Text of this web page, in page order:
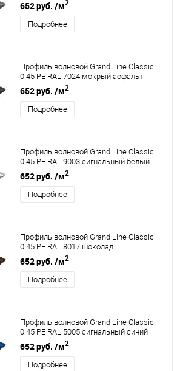
652 руб. /м2
Подробнее
Профиль волновой Grand Line Classic
0.45 PE RAL 7024 мокрый асфальт
652 руб. /м2
Подробнее
Профиль волновой Grand Line Classic
0.45 PE RAL 9003 сигнальный белый
652 руб. /м2
Подробнее
Профиль волновой Grand Line Classic
0.45 PE RAL 8017 шоколад
652 руб. /м2
Подробнее
Профиль волновой Grand Line Classic
0.45 PE RAL 5005 сигнальный синий
652 руб. /м2
Подробнее